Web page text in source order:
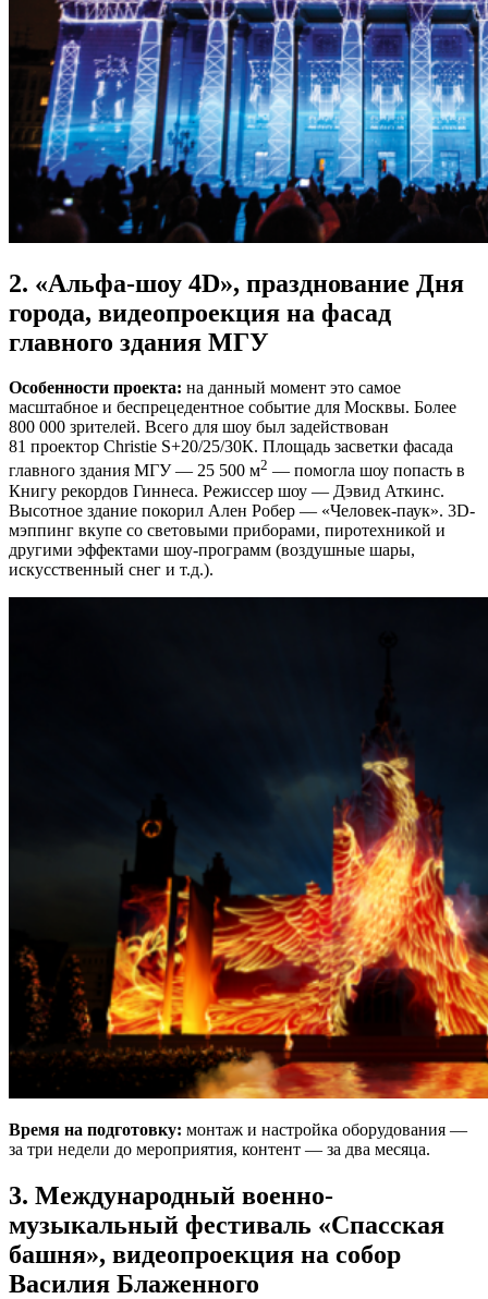
2. «Альфа-шоу 4D», празднование Дня
города, видеопроекция на фасад
главного здания МГУ
Особенности проекта: на данный момент это самое
масштабное и беспрецедентное событие для Москвы. Более
800 000 зрителей. Всего для шоу был задействован
81 проектор Christie S+20/25/30К. Площадь засветки фасада
главного здания МГУ — 25 500 м2 — помогла шоу попасть в
Книгу рекордов Гиннеса. Режиссер шоу — Дэвид Аткинс.
Высотное здание покорил Ален Робер — «Человек-паук». 3D-
мэппинг вкупе со световыми приборами, пиротехникой и
другими эффектами шоу-программ (воздушные шары,
искусственный снег и т.д.).
Время на подготовку: монтаж и настройка оборудования —
за три недели до мероприятия, контент — за два месяца.
3. Международный военно-
музыкальный фестиваль «Спасская
башня», видеопроекция на собор
Василия Блаженного